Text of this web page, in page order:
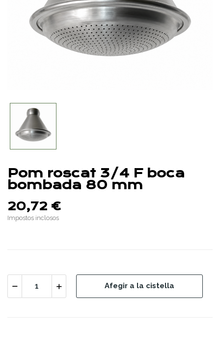
Pom roscat 3/4 F boca
bombada 80 mm
20,72 €
Impostos inclosos
Afegir a la cistella